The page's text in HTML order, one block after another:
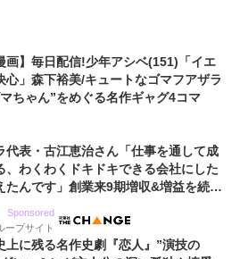
画】毎日配信!少年アシベ(151)「イエ
心」森下裕美/キュートなゴマフアザラ
ちゃん”をめぐる名作ギャグ4コマ
代表・古江恵治さん「仕事を通して成
、わくわくドキドキできる会社にした
たんです」創業来9期増収&増益を続け
Sponsored
ープサイト
上に残る名作史劇『恋人』”演技の